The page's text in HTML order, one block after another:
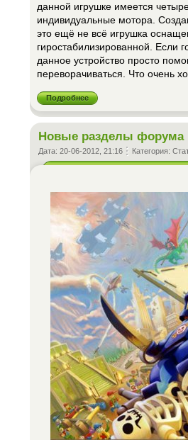
данной игрушке имеется
индивидуальные мотора.
это ещё не всё игрушка
гиростабилизированной. Если
данное устройство просто
переворачиваться. Что очень
Подробнее
Новые разделы форума
Дата: 20-06-2012, 21:16 Категория: